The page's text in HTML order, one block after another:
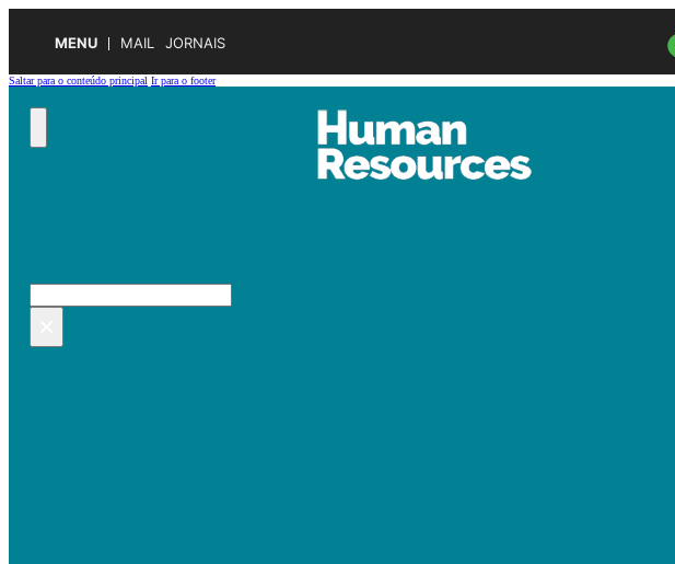
MENU MAIL JORNAIS
Saltar para o conteúdo principal Ir para o footer
Pesquisar